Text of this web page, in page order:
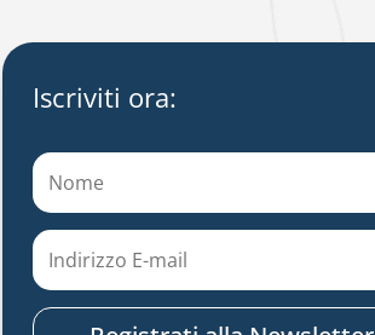
Iscriviti ora: